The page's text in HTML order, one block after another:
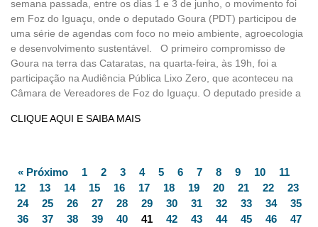
semana passada, entre os dias 1 e 3 de junho, o movimento foi
em Foz do Iguaçu, onde o deputado Goura (PDT) participou de
uma série de agendas com foco no meio ambiente, agroecologia
e desenvolvimento sustentável. O primeiro compromisso de
Goura na terra das Cataratas, na quarta-feira, às 19h, foi a
participação na Audiência Pública Lixo Zero, que aconteceu na
Câmara de Vereadores de Foz do Iguaçu. O deputado preside a
CLIQUE AQUI E SAIBA MAIS
« Próximo 1 2 3 4 5 6 7 8 9 10
11
12
13 14 15 16 17 18 19 20 21 22
23
24
25 26 27 28 29 30 31 32 33 34
35
36
37 38 39 40 41 42 43 44 45 46
47